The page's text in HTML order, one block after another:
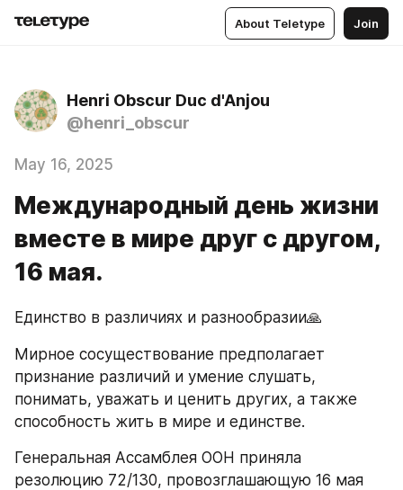
About Teletype Join
Henri Obscur Duc d'Anjou
@henri_obscur
May 16, 2025
Международный день жизни
вместе в мире друг с другом,
16 мая.
Единство в различиях и разнообразии🙏
Мирное сосуществование предполагает
признание различий и умение слушать,
понимать, уважать и ценить других, а также
способность жить в мире и единстве.
Генеральная Ассамблея ООН приняла
резолюцию 72/130, провозглашающую 16 мая